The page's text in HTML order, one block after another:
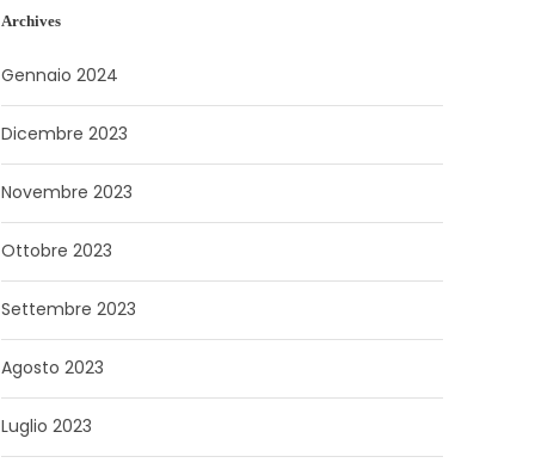
Archives
Gennaio 2024
Dicembre 2023
Novembre 2023
Ottobre 2023
Settembre 2023
Agosto 2023
Luglio 2023